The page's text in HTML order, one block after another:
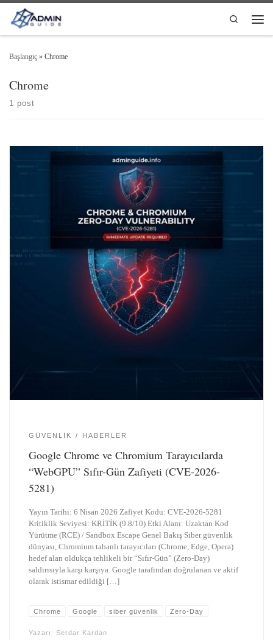
Skip to content
Search
Başlangıç » Chrome
Chrome
1 post
GÜVENLIK HABERLER
Google Chrome ve Chromium Tarayıcılarda
“WebGPU” Sıfır-Gün Zafiyeti (CVE-2026-
5281)
Yayın Tarihi: 6 Nisan 2026 Zafiyet Kodu: CVE-2026-5281
Kritiklik Seviyesi: KRİTİK (9.8/10) Etki Alanı: Uzaktan Kod
Yürütme (RCE) / Sandbox Escape Genel Bakış Siber güvenlik
dünyası, Chromium tabanlı tarayıcıları (Chrome, Edge, Opera)
hedef alan oldukça tehlikeli bir “Sıfır-Gün” (Zero-Day)
saldırısıyla karşı karşıya. Google tarafından doğrulanan ve aktif
olarak istismar edildiği […]
Chrome Google siber güvenlik Zero-Day
Yazarı:Serdar Kardan